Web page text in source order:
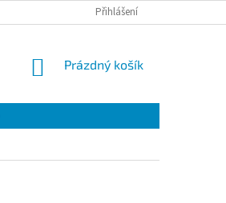
Přihlášení
NÁKUPNÍ
Prázdný košík